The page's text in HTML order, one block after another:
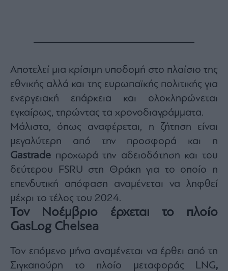
Mononews100
Εγγραφείτε
στο
Newsletter
του
mononews.gr
By
submitting
your
email,
you
our
Terms
Privacy
Αποτελεί μια κρίσιμη υποδομή στο πλαίσιο της
εθνικής αλλά και της ευρωπαϊκής πολιτικής για
ενεργειακή επάρκεια και ολοκληρώνεται
εγκαίρως, τηρώντας τα χρονοδιαγράμματα.
Μάλιστα, όπως αναφέρεται, η ζήτηση είναι
μεγαλύτερη από την προσφορά και η
Gastrade προχωρά την αδειοδότηση και του
δεύτερου FSRU στη Θράκη για το οποίο η
επενδυτική απόφαση αναμένεται να ληφθεί
μέχρι το τέλος του 2024.
Τον Νοέμβριο έρχεται το πλοίο
GasLog Chelsea
Τον επόμενο μήνα αναμένεται να έρθει από τη
Σιγκαπούρη το πλοίο μεταφοράς LNG,